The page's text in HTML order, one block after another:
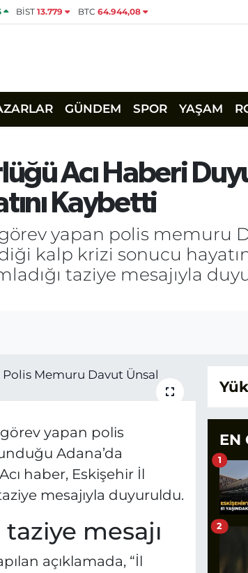
BİST13.779 BTC 64.944,08
GÜNDEM SPOR YAŞAM
Acı Haberi
Kaybetti
yapan polis memuru
kalp krizi sonucu
taziye mesajıyla
yapan polis
Adana’da
haber, Eskişehir İl
mesajıyla duyuruldu.
mesajı
açıklamada, “İl
EN
1
2